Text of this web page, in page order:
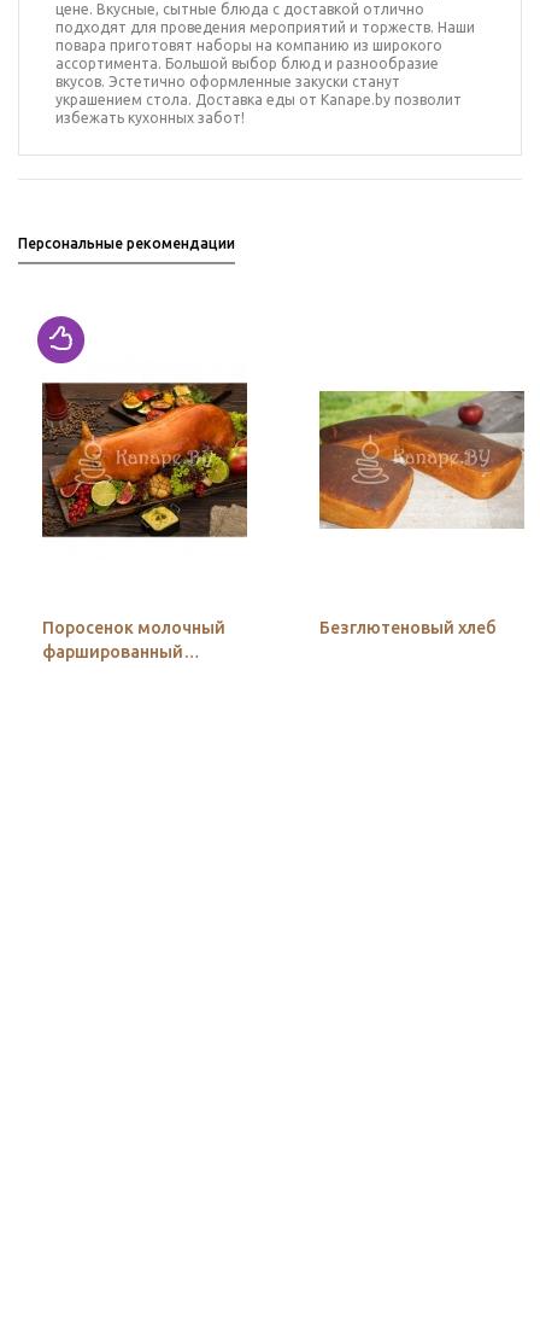
цене. Вкусные, сытные блюда с доставкой отлично
подходят для проведения мероприятий и торжеств. Наши
повара приготовят наборы на компанию из широкого
ассортимента. Большой выбор блюд и разнообразие
вкусов. Эстетично оформленные закуски станут
украшением стола. Доставка еды от Kanape.by позволит
избежать кухонных забот!
Персональные рекомендации
Поросенок молочный
фаршированный
Безглютеновый хлеб